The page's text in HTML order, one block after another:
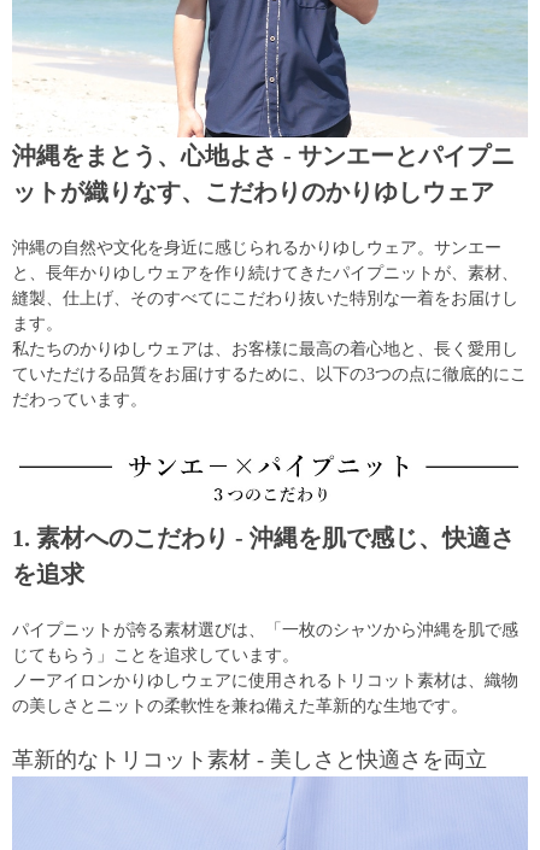
沖縄をまとう、心地よさ - サンエーとパイプニ
ットが織りなす、こだわりのかりゆしウェア
沖縄の自然や文化を身近に感じられるかりゆしウェア。サンエー
と、長年かりゆしウェアを作り続けてきたパイプニットが、素材、
縫製、仕上げ、そのすべてにこだわり抜いた特別な一着をお届けし
ます。
私たちのかりゆしウェアは、お客様に最高の着心地と、長く愛用し
ていただける品質をお届けするために、以下の3つの点に徹底的にこ
だわっています。
1. 素材へのこだわり - 沖縄を肌で感じ、快適さ
を追求
パイプニットが誇る素材選びは、「一枚のシャツから沖縄を肌で感
じてもらう」ことを追求しています。
ノーアイロンかりゆしウェアに使用されるトリコット素材は、織物
の美しさとニットの柔軟性を兼ね備えた革新的な生地です。
革新的なトリコット素材 - 美しさと快適さを両立